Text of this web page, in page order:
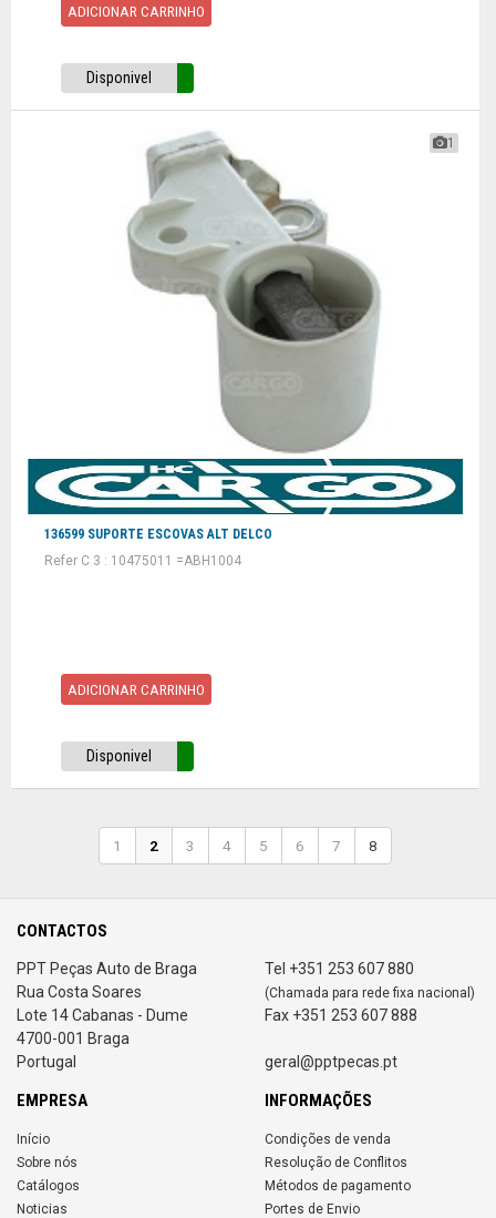
ADICIONAR CARRINHO
Disponivel
1
136599 SUPORTE ESCOVAS ALT DELCO
Refer C 3 : 10475011 =ABH1004
ADICIONAR CARRINHO
Disponivel
1 2 3 4 5 6 7 8
CONTACTOS
PPT Peças Auto de Braga
Rua Costa Soares
Lote 14 Cabanas - Dume
4700-001 Braga
Portugal
Tel +351 253 607 880
(Chamada para rede fixa nacional)
Fax +351 253 607 888
geral@pptpecas.pt
EMPRESA
Início
Sobre nós
Catálogos
Noticias
INFORMAÇÕES
Condições de venda
Resolução de Conflitos
Métodos de pagamento
Portes de Envio